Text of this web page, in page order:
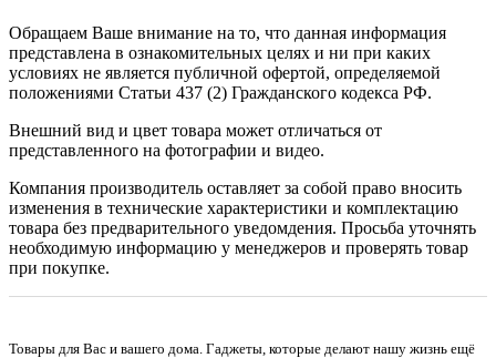
Обращаем Ваше внимание на то, что данная информация
представлена в ознакомительных целях и ни при каких
условиях не является публичной офертой, определяемой
положениями Статьи 437 (2) Гражданского кодекса РФ.
Внешний вид и цвет товара может отличаться от
представленного на фотографии и видео.
Компания производитель оставляет за собой право вносить
изменения в технические характеристики и комплектацию
товара без предварительного уведомдения. Просьба уточнять
необходимую информацию у менеджеров и проверять товар
при покупке.
Товары для Вас и вашего дома. Гаджеты, которые делают нашу жизнь ещё